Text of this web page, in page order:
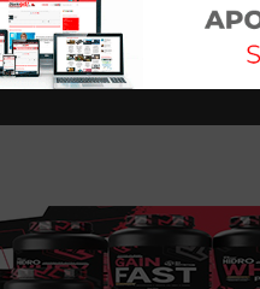
que las propuestas estén a la
Gaza, el 7 de octubre de
resultado heridos. Además,